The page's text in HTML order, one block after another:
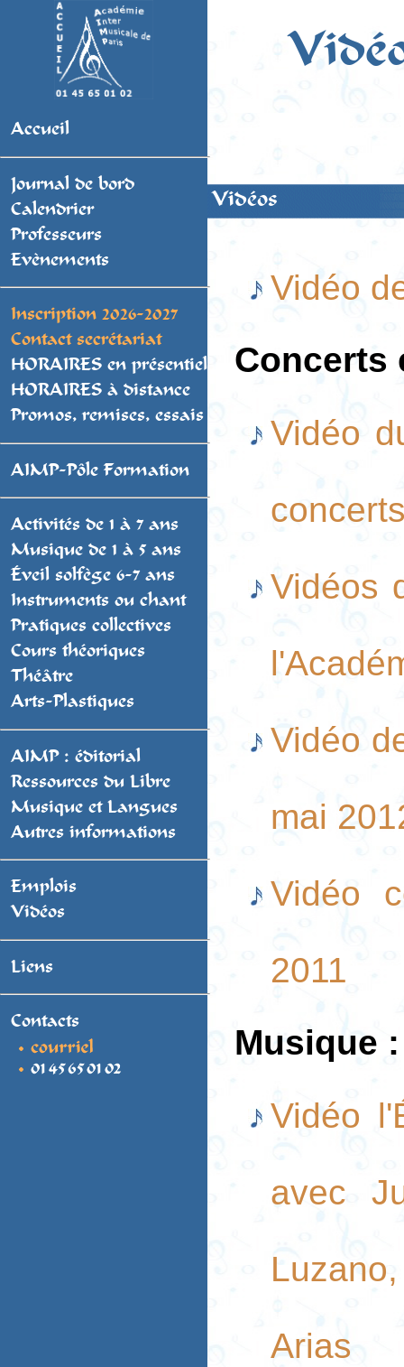
Accueil
Journal de bord
Calendrier
Professeurs
Evènements
Inscription 2026-2027
Contact secrétariat
HORAIRES en présentiel
HORAIRES à distance
Promos, remises, essais
AIMP-Pôle Formation
Activités de 1 à 7 ans
Musique de 1 à 5 ans
Éveil solfège 6-7 ans
Instruments ou chant
Pratiques collectives
Cours théoriques
Théâtre
Arts-Plastiques
AIMP : éditorial
Ressources du Libre
Musique et Langues
Autres informations
Emplois
Vidéos
Liens
Contacts
Vidéos
Vidéo
Concerts
Vidéo
Vidéos
Vidéo
mai
Vidéo
2011
Musique
Vidéo
avec
Arias